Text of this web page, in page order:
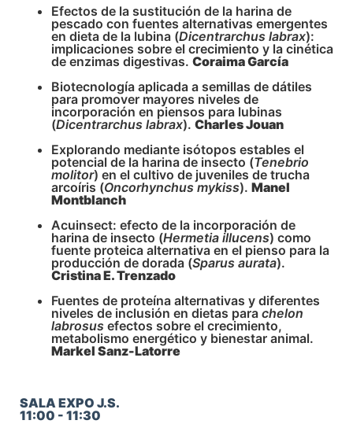
Efectos de la sustitución de la harina de
pescado con fuentes alternativas emergentes
en dieta de la lubina (Dicentrarchus labrax):
implicaciones sobre el crecimiento y la cinética
de enzimas digestivas. Coraima García
Biotecnología aplicada a semillas de dátiles
para promover mayores niveles de
incorporación en piensos para lubinas
(Dicentrarchus labrax). Charles Jouan
Explorando mediante isótopos estables el
potencial de la harina de insecto (Tenebrio
molitor) en el cultivo de juveniles de trucha
arcoíris (Oncorhynchus mykiss). Manel
Montblanch
Acuinsect: efecto de la incorporación de
harina de insecto (Hermetia illucens) como
fuente proteica alternativa en el pienso para la
producción de dorada (Sparus aurata).
Cristina E. Trenzado
Fuentes de proteína alternativas y diferentes
niveles de inclusión en dietas para chelon
labrosus efectos sobre el crecimiento,
metabolismo energético y bienestar animal.
Markel Sanz-Latorre
SALA EXPO J.S.
11:00 - 11:30